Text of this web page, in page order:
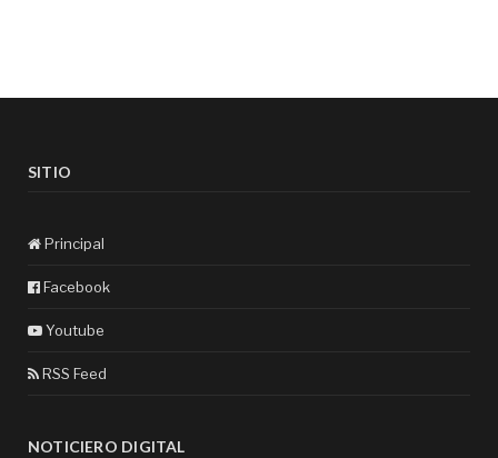
SITIO
Principal
Facebook
Youtube
RSS Feed
NOTICIERO DIGITAL